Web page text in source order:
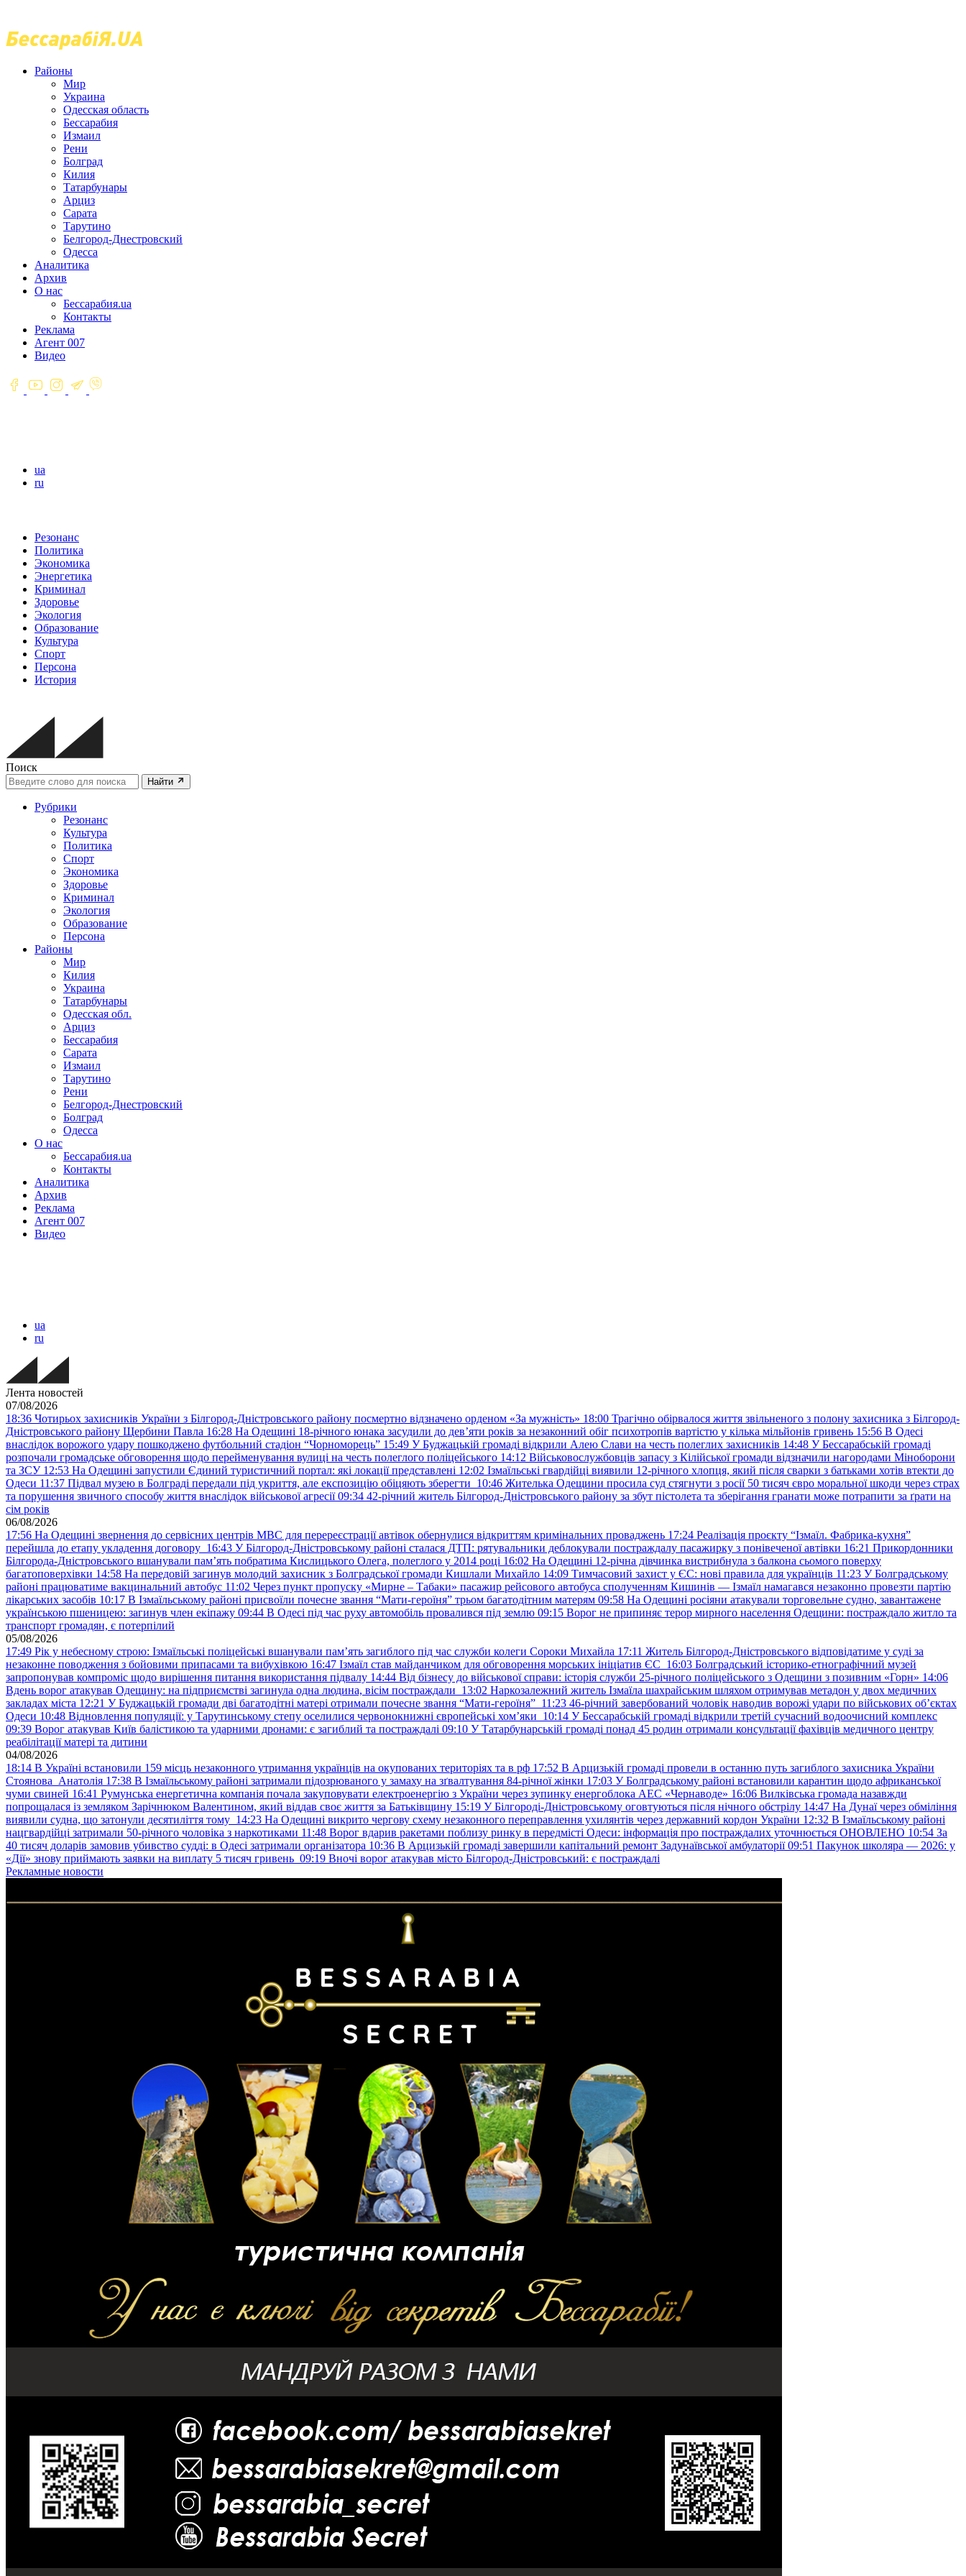
Районы
Мир
Украина
Одесская область
Бессарабия
Измаил
Рени
Болград
Килия
Татарбунары
Арциз
Сарата
Тарутино
Белгород-Днестровский
Одесса
Аналитика
Архив
О нас
Бессарабия.ua
Контакты
Реклама
Агент 007
Видео
ua
ru
Резонанс
Политика
Экономика
Энергетика
Криминал
Здоровье
Экология
Образование
Культура
Спорт
Персона
История
Поиск
Найти
Рубрики
Резонанс
Культура
Политика
Спорт
Экономика
Здоровье
Криминал
Экология
Образование
Персона
Районы
Мир
Килия
Украина
Татарбунары
Одесская обл.
Арциз
Бессарабия
Сарата
Измаил
Тарутино
Рени
Белгород-Днестровский
Болград
Одесса
О нас
Бессарабия.ua
Контакты
Аналитика
Архив
Реклама
Агент 007
Видео
ua
ru
Лента новостей
07/08/2026
18:36 Чотирьох захисників України з Білгород-Дністровського району посмертно відзначено орденом «За мужність» 18:00 Трагічно обірвалося життя звільненого з полону захисника з Білгород-
Дністровського району Щербини Павла 16:28 На Одещині 18-річного юнака засудили до дев’яти років за незаконний обіг психотропів вартістю у кілька мільйонів гривень 15:56 В Одесі
внаслідок ворожого удару пошкоджено футбольний стадіон “Чорноморець” 15:49 У Буджацькій громаді відкрили Алею Слави на честь полеглих захисників 14:48 У Бессарабській громаді
розпочали громадське обговорення щодо перейменування вулиці на честь полеглого поліцейського 14:12 Військовослужбовців запасу з Кілійської громади відзначили нагородами Міноборони
та ЗСУ 12:53 На Одещині запустили Єдиний туристичний портал: які локації представлені 12:02 Ізмаїльські гвардійці виявили 12-річного хлопця, який після сварки з батьками хотів втекти до
Одеси 11:37 Підвал музею в Болграді передали під укриття, але експозицію обіцяють зберегти 10:46 Жителька Одещини просила суд стягнути з росії 50 тисяч євро моральної шкоди через страх
та порушення звичного способу життя внаслідок військової агресії 09:34 42-річний житель Білгород-Дністровського району за збут пістолета та зберігання гранати може потрапити за ґрати на
сім років
06/08/2026
17:56 На Одещині звернення до сервісних центрів МВС для перереєстрації автівок обернулися відкриттям кримінальних проваджень 17:24 Реалізація проєкту “Ізмаїл. Фабрика-кухня”
перейшла до етапу укладення договору 16:43 У Білгород-Дністровському районі сталася ДТП: рятувальники деблокували постраждалу пасажирку з понівеченої автівки 16:21 Прикордонники
Білгорода-Дністровського вшанували пам’ять побратима Кислицького Олега, полеглого у 2014 році 16:02 На Одещині 12-річна дівчинка вистрибнула з балкона сьомого поверху
багатоповерхівки 14:58 На передовій загинув молодий захисник з Болградської громади Кишлали Михайло 14:09 Тимчасовий захист у ЄС: нові правила для українців 11:23 У Болградському
районі працюватиме вакцинальний автобус 11:02 Через пункт пропуску «Мирне – Табаки» пасажир рейсового автобуса сполученням Кишинів — Ізмаїл намагався незаконно провезти партію
лікарських засобів 10:17 В Ізмаїльському районі присвоїли почесне звання “Мати-героїня” трьом багатодітним матерям 09:58 На Одещині росіяни атакували торговельне судно, завантажене
українською пшеницею: загинув член екіпажу 09:44 В Одесі під час руху автомобіль провалився під землю 09:15 Ворог не припиняє терор мирного населення Одещини: постраждало житло та
транспорт громадян, є потерпілий
05/08/2026
17:49 Рік у небесному строю: Ізмаїльські поліцейські вшанували пам’ять загиблого під час служби колеги Сороки Михайла 17:11 Житель Білгород-Дністровського відповідатиме у суді за
незаконне поводження з бойовими припасами та вибухівкою 16:47 Ізмаїл став майданчиком для обговорення морських ініціатив ЄС 16:03 Болградський історико-етнографічний музей
запропонував компроміс щодо вирішення питання використання підвалу 14:44 Від бізнесу до військової справи: історія служби 25-річного поліцейського з Одещини з позивним «Горн» 14:06
Вдень ворог атакував Одещину: на підприємстві загинула одна людина, вісім постраждали 13:02 Наркозалежний житель Ізмаїла шахрайським шляхом отримував метадон у двох медичних
закладах міста 12:21 У Буджацькій громади дві багатодітні матері отримали почесне звання “Мати-героїня” 11:23 46-річний завербований чоловік наводив ворожі удари по військових обʼєктах
Одеси 10:48 Відновлення популяції: у Тарутинському степу оселилися червонокнижні європейські хом’яки 10:14 У Бессарабській громаді відкрили третій сучасний водоочисний комплекс
09:39 Ворог атакував Київ балістикою та ударними дронами: є загиблий та постраждалі 09:10 У Татарбунарській громаді понад 45 родин отримали консультації фахівців медичного центру
реабілітації матері та дитини
04/08/2026
18:14 В Україні встановили 159 місць незаконного утримання українців на окупованих територіях та в рф 17:52 В Арцизькій громаді провели в останню путь загиблого захисника України
Стоянова Анатолія 17:38 В Ізмаїльському районі затримали підозрюваного у замаху на зґвалтування 84-річної жінки 17:03 У Болградському районі встановили карантин щодо африканської
чуми свиней 16:41 Румунська енергетична компанія почала закуповувати електроенергію з України через зупинку енергоблока АЕС «Чернаводе» 16:06 Вилківська громада назавжди
попрощалася із земляком Зарічнюком Валентином, який віддав своє життя за Батьківщину 15:19 У Білгороді-Дністровському оговтуються після нічного обстрілу 14:47 На Дунаї через обміління
виявили судна, що затонули десятиліття тому 14:23 На Одещині викрито чергову схему незаконного переправлення ухилянтів через державний кордон України 12:32 В Ізмаїльському районі
нацгвардійці затримали 50-річного чоловіка з наркотиками 11:48 Ворог вдарив ракетами поблизу ринку в передмісті Одеси: інформація про постраждалих уточнюється ОНОВЛЕНО 10:54 За
40 тисяч доларів замовив убивство судді: в Одесі затримали організатора 10:36 В Арцизькій громаді завершили капітальний ремонт Задунаївської амбулаторії 09:51 Пакунок школяра — 2026: у
«Дії» знову приймають заявки на виплату 5 тисяч гривень 09:19 Вночі ворог атакував місто Білгород-Дністровський: є постраждалі
Рекламные новости